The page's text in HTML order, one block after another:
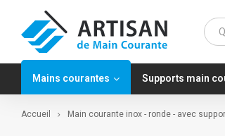
Mains courantes Supports main
Accueil Main courante inox - ronde - avec